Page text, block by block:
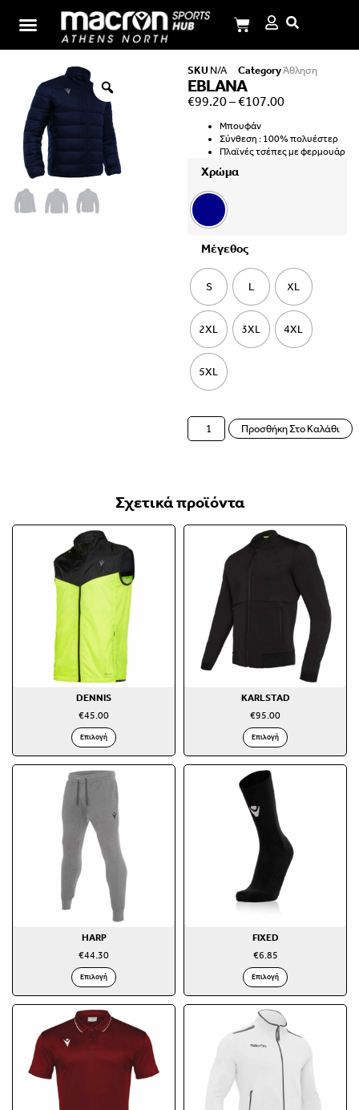
SKU N/A CategoryΆθληση
EBLANA
€99.20–€107.00
Μπουφάν
Σύνθεση : 100% πολυέστερ
Πλαϊνές τσέπες με φερμουάρ
Χρώμα
Μέγεθος
S L XL
2XL 3XL 4XL
5XL
Προσθήκη Στο Καλάθι
Σχετικά προϊόντα
DENNIS
€45.00
Επιλογή
KARLSTAD
€95.00
Επιλογή
HARP
€44.30
Επιλογή
FIXED
€6.85
Επιλογή